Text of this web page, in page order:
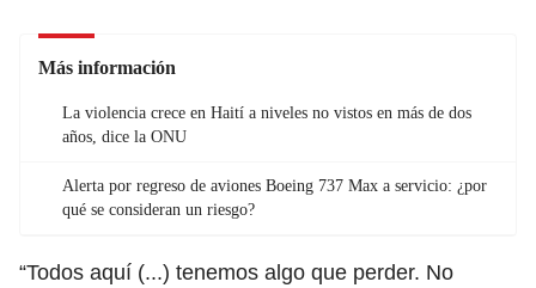
Más información
La violencia crece en Haití a niveles no vistos en más de dos
años, dice la ONU
Alerta por regreso de aviones Boeing 737 Max a servicio: ¿por
qué se consideran un riesgo?
“Todos aquí (...) tenemos algo que perder. No